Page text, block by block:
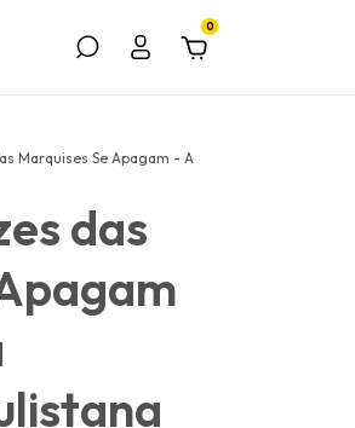
0
Marquises Se Apagam - A
das